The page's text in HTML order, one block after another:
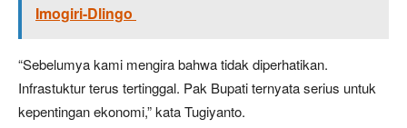
Imogiri-Dlingo
“Sebelumya kami mengira bahwa tidak diperhatikan.
Infrastuktur terus tertinggal. Pak Bupati ternyata serius untuk
kepentingan ekonomi,” kata Tugiyanto.